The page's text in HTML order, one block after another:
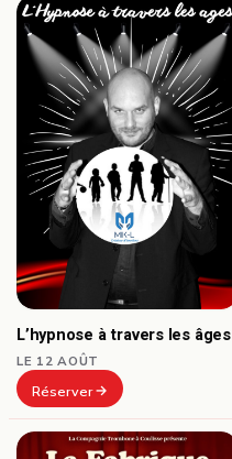
L’hypnose à travers les âges
LE 12 AOÛT
Réserver